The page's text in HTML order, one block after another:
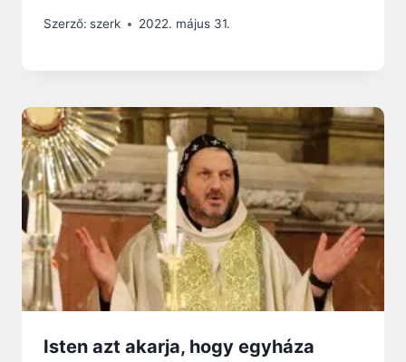
Szerző: szerk 2022. május 31.
Isten azt akarja, hogy egyháza